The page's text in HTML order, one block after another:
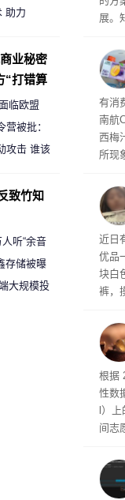
展。
交
元。
片
有消
南航
西梅
所现
动
近日
优品
块白
裤，
又
个小
离了
物种
根据
性数
l）
间志
带
陆生
族
助力
业秘密
“打错算
临欧盟
审查
被批：
攻击 谁该
致竹知
听“余音
存储被曝
基地
大规模投